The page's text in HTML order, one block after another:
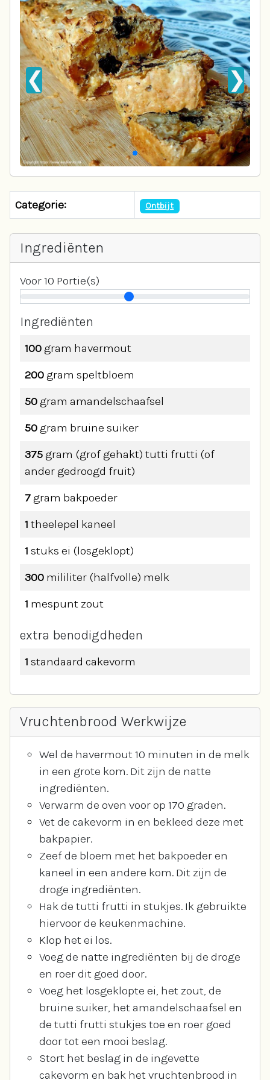
❮ ❯
Categorie: Ontbijt
Ingrediënten
Voor10 Portie(s)
Ingrediënten
100 gram havermout
200 gram speltbloem
50 gram amandelschaafsel
50 gram bruine suiker
375 gram (grof gehakt) tutti frutti (of
ander gedroogd fruit)
7 gram bakpoeder
1 theelepel kaneel
1 stuks ei (losgeklopt)
300 mililiter (halfvolle) melk
1 mespunt zout
extra benodigdheden
1 standaard cakevorm
Vruchtenbrood Werkwijze
Wel de havermout 10 minuten in de melk
in een grote kom. Dit zijn de natte
ingrediënten.
Verwarm de oven voor op 170 graden.
Vet de cakevorm in en bekleed deze met
bakpapier.
Zeef de bloem met het bakpoeder en
kaneel in een andere kom. Dit zijn de
droge ingrediënten.
Hak de tutti frutti in stukjes. Ik gebruikte
hiervoor de keukenmachine.
Klop het ei los.
Voeg de natte ingrediënten bij de droge
en roer dit goed door.
Voeg het losgeklopte ei, het zout, de
bruine suiker, het amandelschaafsel en
de tutti frutti stukjes toe en roer goed
door tot een mooi beslag.
Stort het beslag in de ingevette
cakevorm en bak het vruchtenbrood in